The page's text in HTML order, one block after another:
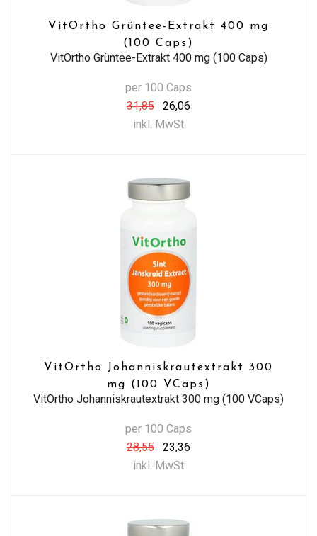
VitOrtho Grüntee-Extrakt 400 mg
(100 Caps)
VitOrtho Grüntee-Extrakt 400 mg (100 Caps)
per 100 Caps
31,85
26,06
inkl. MwSt
VitOrtho Johanniskrautextrakt 300
mg (100 VCaps)
VitOrtho Johanniskrautextrakt 300 mg (100 VCaps)
per 100 Caps
28,55
23,36
inkl. MwSt